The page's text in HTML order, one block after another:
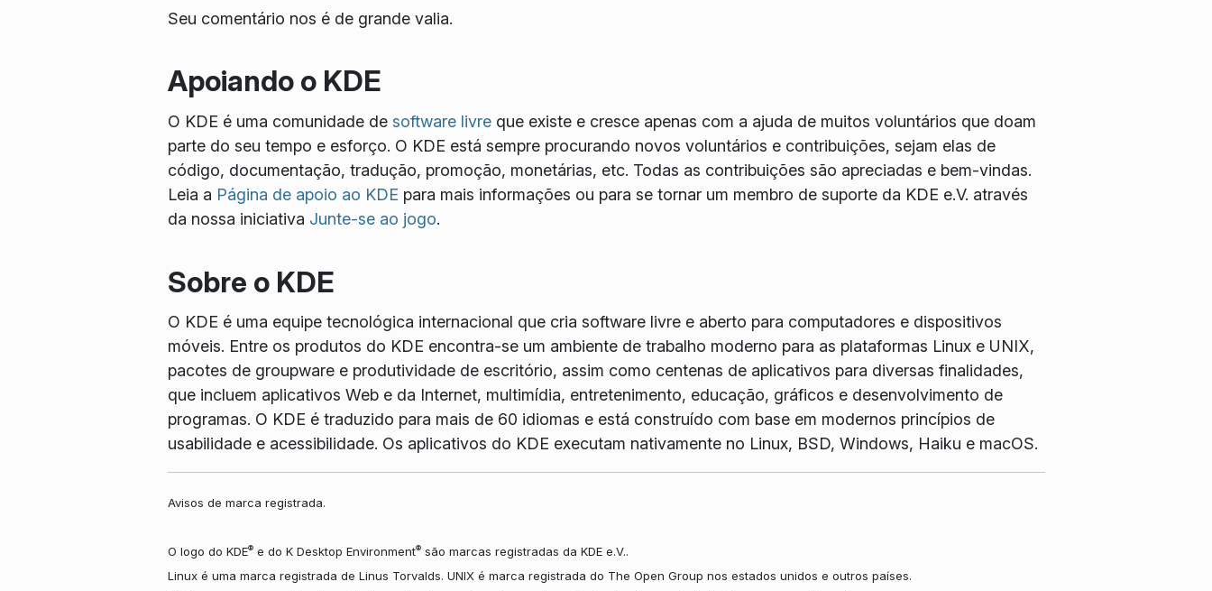
Seu comentário nos é de grande valia.
Apoiando o KDE
O KDE é uma comunidade de software livreque existe e cresce apenas com a ajuda de muitos voluntários que doam
parte do seu tempo e esforço. O KDE está sempre procurando novos voluntários e contribuições, sejam elas de
código, documentação, tradução, promoção, monetárias, etc. Todas as contribuições são apreciadas e bem-vindas.
Leia a Página de apoio ao KDE para mais informações ou para se tornar um membro de suporte da KDE e.V. através
da nossa iniciativa Junte-se ao jogo.
Sobre o KDE
O KDE é uma equipe tecnológica internacional que cria software livre e aberto para computadores e dispositivos
móveis. Entre os produtos do KDE encontra-se um ambiente de trabalho moderno para as plataformas Linux e UNIX,
pacotes de groupware e produtividade de escritório, assim como centenas de aplicativos para diversas finalidades,
que incluem aplicativos Web e da Internet, multimídia, entretenimento, educação, gráficos e desenvolvimento de
programas. O KDE é traduzido para mais de 60 idiomas e está construído com base em modernos princípios de
usabilidade e acessibilidade. Os aplicativos do KDE executam nativamente no Linux, BSD, Windows, Haiku e macOS.
Avisos de marca registrada.
O logo do KDE®e do K Desktop Environment®são marcas registradas da KDE e.V..
Linux é uma marca registrada de Linus Torvalds. UNIX é marca registrada do The Open Group nos estados unidos e outros países.